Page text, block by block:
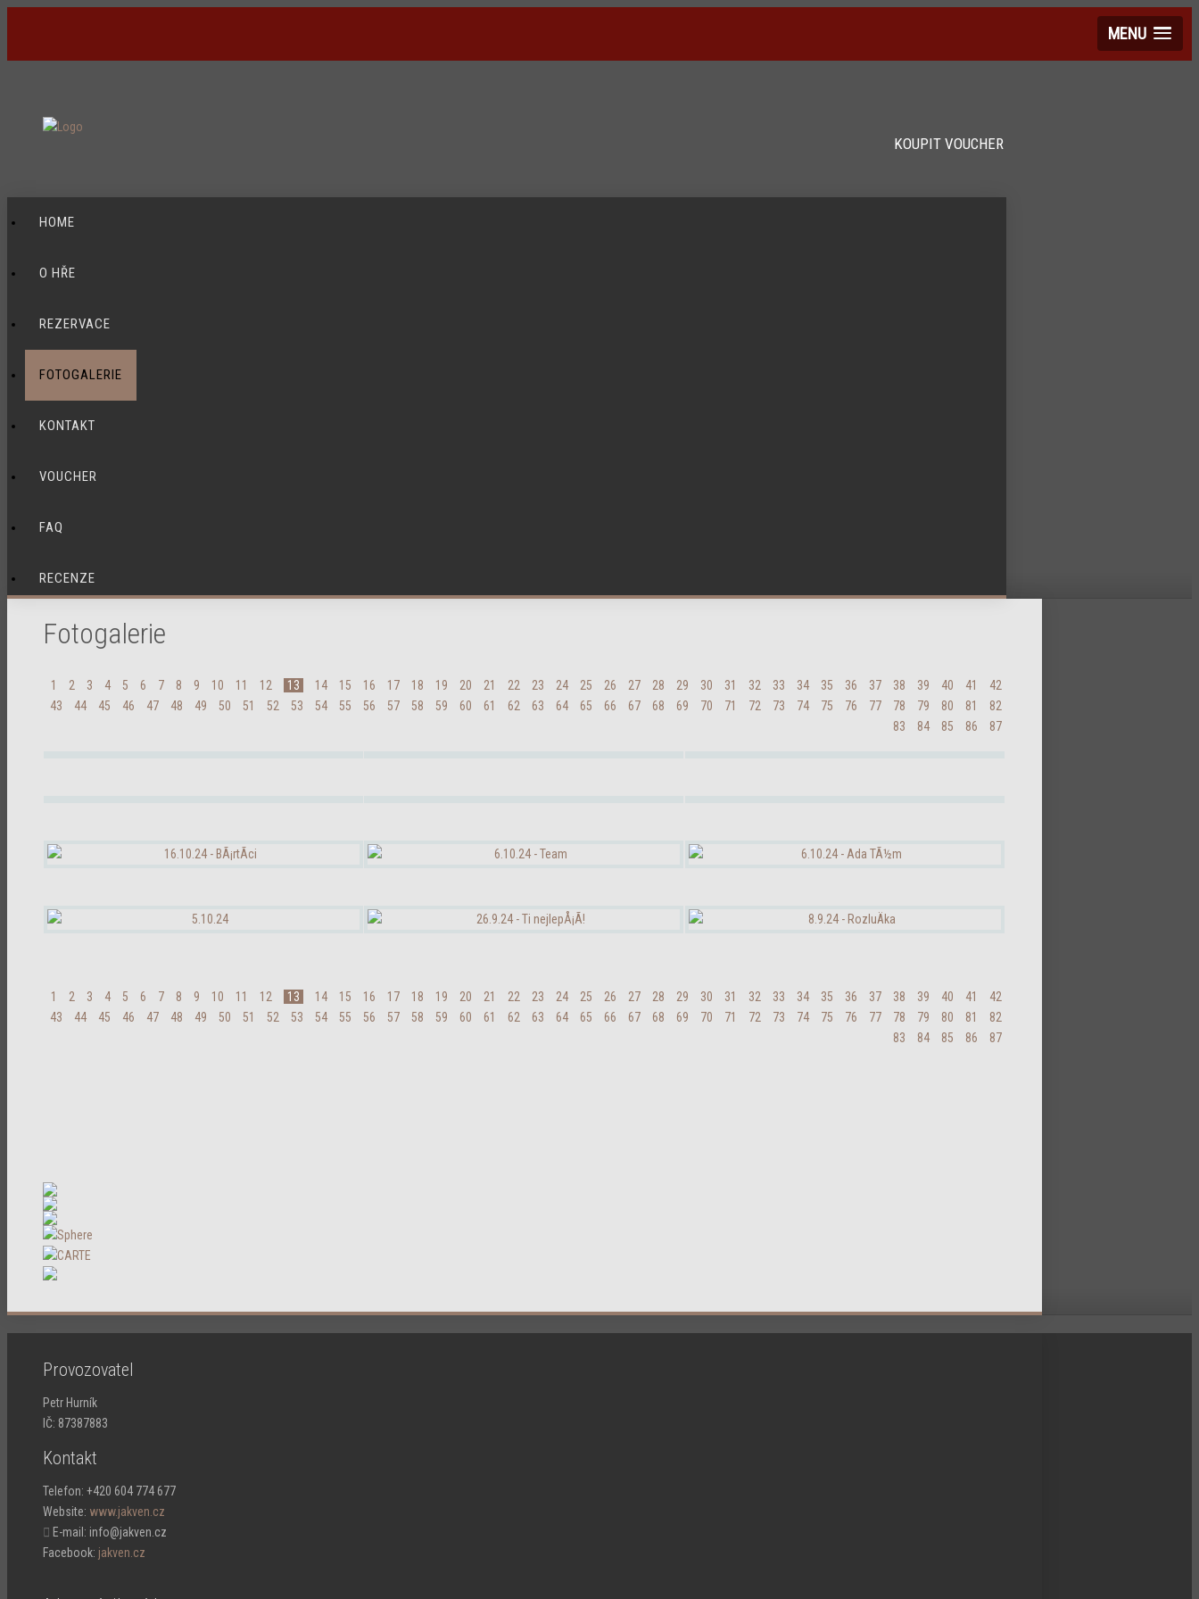
MENU
KOUPIT VOUCHER
HOME
O HŘE
REZERVACE
FOTOGALERIE
KONTAKT
VOUCHER
FAQ
RECENZE
Fotogalerie
1 2 3 4 5 6 7 8 9 10 11 12 13 14 15 16 17 18 19 20 21 22 23 24 25 26 27 28 29 30 31 32 33 34 35 36 37 38 39 40 41
42
43
44 45 46 47 48 49 50 51 52 53 54 55 56 57 58 59 60 61 62 63 64 65 66 67 68 69 70 71 72 73 74 75 76 77 78 79 80 81
82
83
84 85 86 87
1 2 3 4 5 6 7 8 9 10 11 12 13 14 15 16 17 18 19 20 21 22 23 24 25 26 27 28 29 30 31 32 33 34 35 36 37 38 39 40 41
42
43
44 45 46 47 48 49 50 51 52 53 54 55 56 57 58 59 60 61 62 63 64 65 66 67 68 69 70 71 72 73 74 75 76 77 78 79 80 81
82
83
84 85 86 87
Provozovatel
Petr Hurník
IČ: 87387883
Kontakt
Telefon: +420 604 774 677
Website: www.jakven.cz
 E-mail: info@jakven.cz
Facebook: jakven.cz